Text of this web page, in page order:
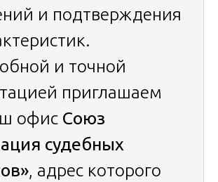
и подтверждения
и точной
приглашаем
офис Союз
судебных
, адрес которого